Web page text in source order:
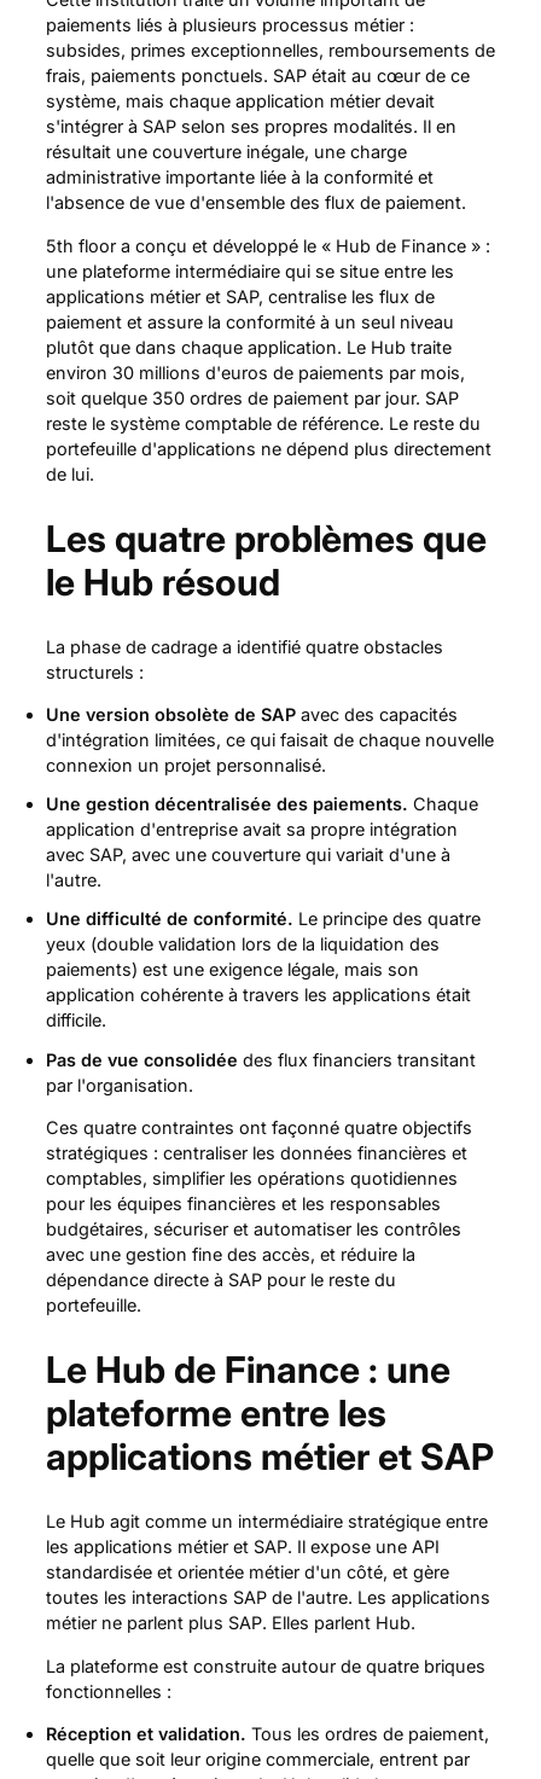
paiements liés à plusieurs processus métier :
subsides, primes exceptionnelles, remboursements de
frais, paiements ponctuels. SAP était au cœur de ce
système, mais chaque application métier devait
s'intégrer à SAP selon ses propres modalités. Il en
résultait une couverture inégale, une charge
administrative importante liée à la conformité et
l'absence de vue d'ensemble des flux de paiement.
5th floor a conçu et développé le « Hub de Finance » :
une plateforme intermédiaire qui se situe entre les
applications métier et SAP, centralise les flux de
paiement et assure la conformité à un seul niveau
plutôt que dans chaque application. Le Hub traite
environ 30 millions d'euros de paiements par mois,
soit quelque 350 ordres de paiement par jour. SAP
reste le système comptable de référence. Le reste du
portefeuille d'applications ne dépend plus directement
de lui.
Les quatre problèmes que
le Hub résoud
La phase de cadrage a identifié quatre obstacles
structurels :
Une version obsolète de SAP avec des capacités
d'intégration limitées, ce qui faisait de chaque nouvelle
connexion un projet personnalisé.
Une gestion décentralisée des paiements. Chaque
application d'entreprise avait sa propre intégration
avec SAP, avec une couverture qui variait d'une à
l'autre.
Une difficulté de conformité. Le principe des quatre
yeux (double validation lors de la liquidation des
paiements) est une exigence légale, mais son
application cohérente à travers les applications était
difficile.
Pas de vue consolidée des flux financiers transitant
par l'organisation.
Ces quatre contraintes ont façonné quatre objectifs
stratégiques : centraliser les données financières et
comptables, simplifier les opérations quotidiennes
pour les équipes financières et les responsables
budgétaires, sécuriser et automatiser les contrôles
avec une gestion fine des accès, et réduire la
dépendance directe à SAP pour le reste du
portefeuille.
Le Hub de Finance : une
plateforme entre les
applications métier et SAP
Le Hub agit comme un intermédiaire stratégique entre
les applications métier et SAP. Il expose une API
standardisée et orientée métier d'un côté, et gère
toutes les interactions SAP de l'autre. Les applications
métier ne parlent plus SAP. Elles parlent Hub.
La plateforme est construite autour de quatre briques
fonctionnelles :
Réception et validation. Tous les ordres de paiement,
quelle que soit leur origine commerciale, entrent par